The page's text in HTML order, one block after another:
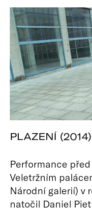
PLAZENÍ (2014)
Performance
Veletržním
Národní galerií) v
natočil Daniel